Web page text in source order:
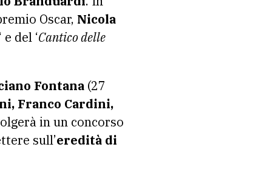
Oscar, Nicola
e del ‘Cantico delle
Fontana (27
Franco Cardini,
in un concorso
sull’eredità di